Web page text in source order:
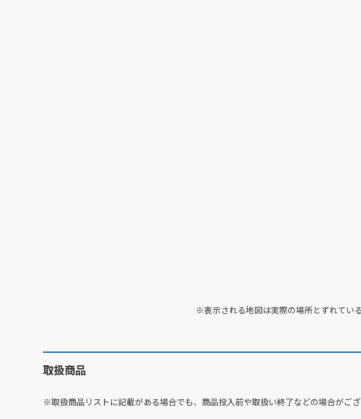
※表示される地図は実際の場所とずれてい
取扱商品
※取扱商品リストに記載がある場合でも、商品投入前や取扱い終了などの場合がござ